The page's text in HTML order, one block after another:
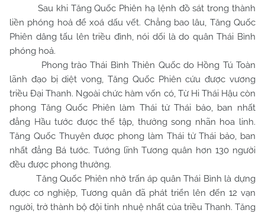
Sau khi Tăng Quốc Phiên hạ lệnh đồ sát trong thành
liền phóng hoả để xoá dấu vết. Chẳng bao lâu, Tăng Quốc
Phiên dâng tấu lên triều đình, nói dối là do quân Thái Bình
phóng hoả.
Phong trào Thái Bình Thiên Quốc do Hồng Tú Toàn
lãnh đạo bị diệt vong, Tăng Quốc Phiên cứu được vương
triều Đại Thanh. Ngoài chức hàm vốn có, Từ Hi Thái Hậu còn
phong Tăng Quốc Phiên làm Thái tử Thái bảo, ban nhất
đẳng Hầu tước được thế tập, thưởng song nhãn hoa linh.
Tăng Quốc Thuyên được phong làm Thái tử Thái bảo, ban
nhất đẳng Bá tước. Tướng lĩnh Tương quân hơn 130 người
đều được phong thưởng.
Tăng Quốc Phiên nhờ trấn áp quân Thái Bình là dựng
được cơ nghiệp, Tương quân đã phát triển lên đến 12 vạn
người, trở thành bộ đội tinh nhuệ nhất của triều Thanh. Tăng